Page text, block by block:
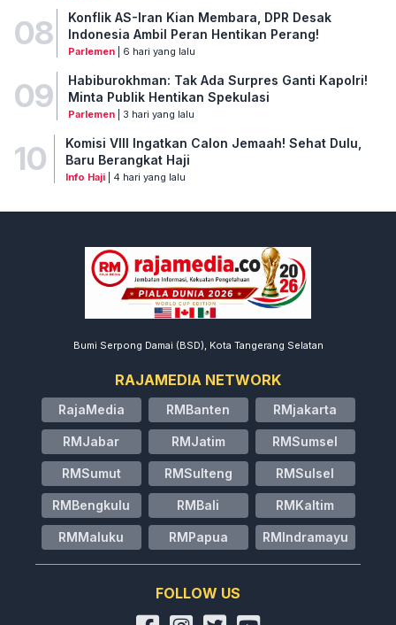
08
Konflik AS-Iran Kian Membara, DPR Desak
Indonesia Ambil Peran Hentikan Perang!
Parlemen| 6 hari yang lalu
09
Habiburokhman: Tak Ada Surpres Ganti Kapolri!
Minta Publik Hentikan Spekulasi
Parlemen| 3 hari yang lalu
10
Komisi VIII Ingatkan Calon Jemaah! Sehat Dulu,
Baru Berangkat Haji
Info Haji| 4 hari yang lalu
Bumi Serpong Damai (BSD), Kota Tangerang Selatan
RAJAMEDIA NETWORK
RajaMedia RMBanten RMjakarta
RMJabar RMJatim RMSumsel
RMSumut RMSulteng RMSulsel
RMBengkulu RMBali RMKaltim
RMMaluku RMPapua RMIndramayu
FOLLOW US